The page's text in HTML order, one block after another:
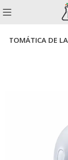
DE